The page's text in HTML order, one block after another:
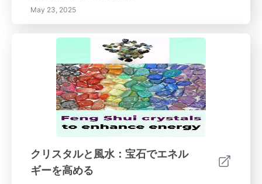
May 23, 2025
クリスタルと風水：宝石でエネル
ギーを高める